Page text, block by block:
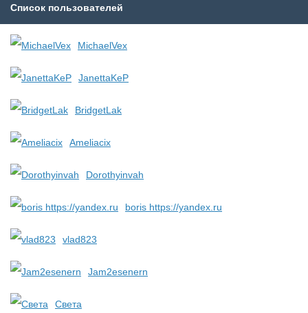
Список пользователей
MichaelVex
JanettaKeP
BridgetLak
Ameliacix
Dorothyinvah
boris https://yandex.ru
vlad823
Jam2esenern
Света